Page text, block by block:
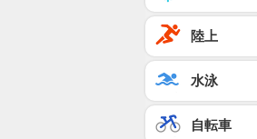
陸上
水泳
自転車